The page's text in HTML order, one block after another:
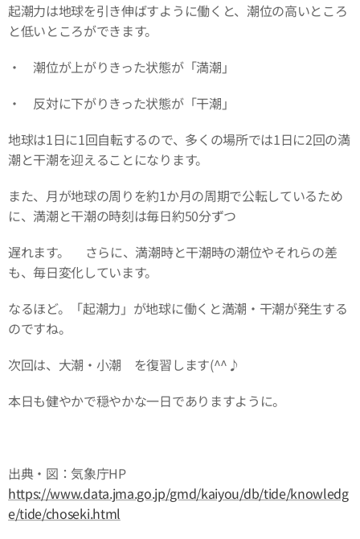
起潮力は地球を引き伸ばすように働くと、潮位の高いところ
と低いところができます。
・ 潮位が上がりきった状態が「満潮」
・ 反対に下がりきった状態が「干潮」
地球は1日に1回自転するので、多くの場所では1日に2回の満
潮と干潮を迎えることになります。
また、月が地球の周りを約1か月の周期で公転しているため
に、満潮と干潮の時刻は毎日約50分ずつ
遅れます。 さらに、満潮時と干潮時の潮位やそれらの差
も、毎日変化しています。
なるほど。「起潮力」が地球に働くと満潮・干潮が発生する
のですね。
次回は、大潮・小潮 を復習します(^^♪
本日も健やかで穏やかな一日でありますように。
出典・図：気象庁HP
https://www.data.jma.go.jp/gmd/kaiyou/db/tide/knowledg
e/tide/choseki.html